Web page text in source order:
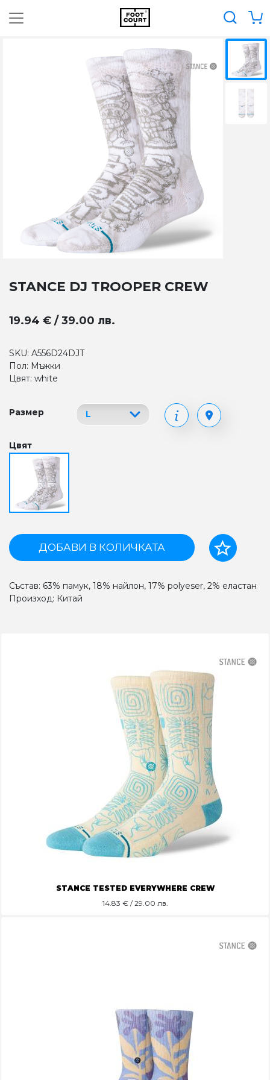
STANCE DJ TROOPER CREW
19.94 € / 39.00 лв.
SKU: A556D24DJT
Пол: Мъжки
Цвят: white
Размер
Цвят
ДОБАВИ В КОЛИЧКАТА
Състав: 63% памук, 18% найлон, 17% polyeser, 2% еластан
Произход: Китай
STANCE TESTED EVERYWHERE CREW
14.83 € / 29.00 лв.